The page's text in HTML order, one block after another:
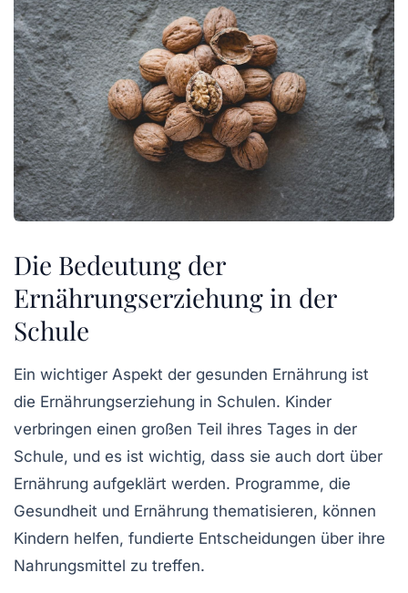
Die Bedeutung der
Ernährungserziehung in der
Schule
Ein wichtiger Aspekt der gesunden Ernährung ist
die Ernährungserziehung in Schulen. Kinder
verbringen einen großen Teil ihres Tages in der
Schule, und es ist wichtig, dass sie auch dort über
Ernährung aufgeklärt werden. Programme, die
Gesundheit und Ernährung thematisieren, können
Kindern helfen, fundierte Entscheidungen über ihre
Nahrungsmittel zu treffen.